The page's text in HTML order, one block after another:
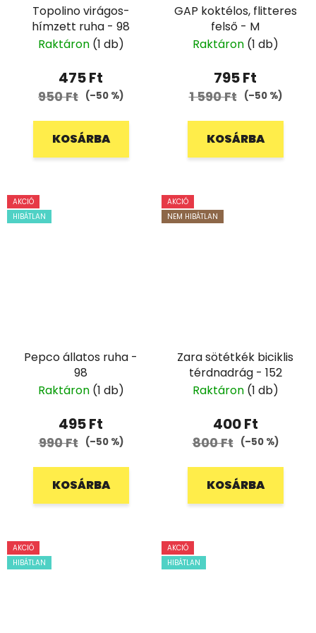
Topolino virágos-
hímzett ruha - 98
Raktáron (1 db)
475 Ft
950 Ft (–50 %)
KOSÁRBA
GAP koktélos, flitteres
felső - M
Raktáron (1 db)
795 Ft
1 590 Ft (–50 %)
KOSÁRBA
AKCIÓ
HIBÁTLAN
Pepco állatos ruha -
98
Raktáron (1 db)
495 Ft
990 Ft (–50 %)
KOSÁRBA
AKCIÓ
NEM HIBÁTLAN
Zara sötétkék biciklis
térdnadrág - 152
Raktáron (1 db)
400 Ft
800 Ft (–50 %)
KOSÁRBA
AKCIÓ
HIBÁTLAN
AKCIÓ
HIBÁTLAN